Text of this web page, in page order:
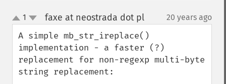
up
down
1 faxe at neostrada dot pl¶ 20 years ago
A simple mb_str_ireplace()
implementation - a faster (?)
replacement for non-regexp multi-byte
string replacement: